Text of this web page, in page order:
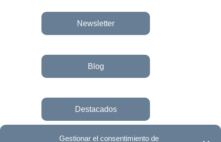
Gestionar el consentimiento de
Newsletter
Blog
Destacados